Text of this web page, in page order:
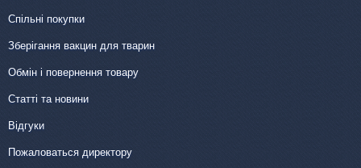
Спільні покупки
Зберігання вакцин для тварин
Обмін і повернення товару
Статті та новини
Відгуки
Пожаловаться директору